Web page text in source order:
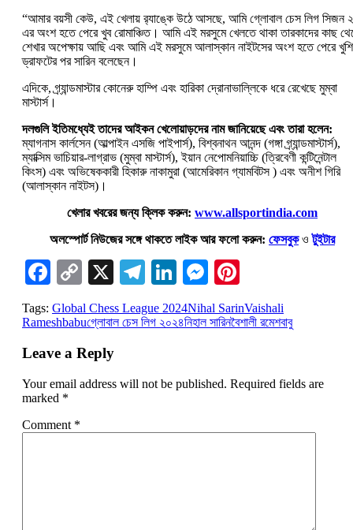
“আমার বয়সী কেউ, এই খেলায় র‍্যাঙ্কে উঠে আসছে, আমি গ্লোবাল চেস লিগ সিজন
এর অংশ হতে পেরে খুব রোমাঞ্চিত। আমি এই মরসুমে খেলতে থাকা তারকাদের কাছ
শেখার অপেক্ষায় আছি এবং আমি এই মরসুমে আলাস্কান নাইটসের অংশ হতে পেরে
ড্রাফটের পর সারিন বলেছেন।
এদিকে, গ্র্যান্ডমাস্টার কোনেরু হাম্পি এবং হারিকা দ্রোনাভাল্লিকে ধরে রেখেছে মুম্বা
মাস্টার্স।
দলগুলি ইতিমধ্যেই তাদের আইকন খেলোয়াড়দের নাম জানিয়েছে এবং তারা হলেন:
ম্যাগনাস কার্লসেন (আল্পাইন এসজি পাইপার্স), বিশ্বনাথন আনন্দ (গঙ্গা গ্র্যান্ডমাস্টার্স),
ম্যাক্সিম ভাচিয়ার-লাগ্রাভ (মুম্বা মাস্টার্স), ইয়ান নেপোমনিয়াচ্চি (ত্রিবেণী কন্টিনেন্টাল
কিংস) এবং অভিষেককারী হিকারু নাকামুরা (আমেরিকান গ্যামবিটস ) এবং অনীশ গিরি
(আলাস্কান নাইটস)।
খেলার খবরের জন্য ক্লিক করুন: www.allsportindia.com
অলস্পোর্ট নিউজের সঙ্গে থাকতে লাইক আর ফলো করুন: ফেসবুকওটুইটার
Facebook
Copy
Link
X Telegram
LinkedIn
Messenger
Tags: Global Chess League 2024Nihal SarinVaishali
Rameshbabuগ্লোবাল চেস লিগ ২০২৪নিহাল সারিনবৈশালী রমেশবাবু
Leave a Reply
Your email address will not be published. Required fields are
marked *
Comment *